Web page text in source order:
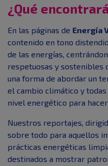
¿Qué
En las páginas de Energía
contenido en tono
de las energías,
respetuosas y sostenibles
una forma de abordar un
el cambio climático y
nivel energético para
Nuestros reportajes,
sobre todo para aquellos
prácticas energéticas
destinados a mostrar